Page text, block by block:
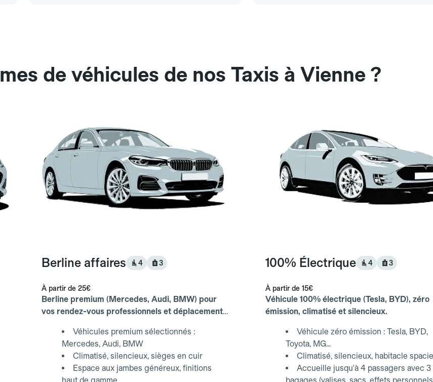
de véhicules de nos Taxis à Vienne ?
Berline affaires 4 3
À partir de 25€
Berline premium (Mercedes, Audi, BMW) pour
vos rendez-vous professionnels et déplacements
Véhicules premium sélectionnés :
Mercedes, Audi, BMW
Climatisé, silencieux, sièges en cuir
Espace aux jambes généreux, finitions
100% Électrique 4 3
À partir de 15€
Véhicule 100% électrique (Tesla, BYD), zéro
émission, climatisé et silencieux.
Véhicule zéro émission : Tesla, BYD,
Toyota, MG...
Climatisé, silencieux, habitacle
Accueille jusqu'à 4 passagers avec 3